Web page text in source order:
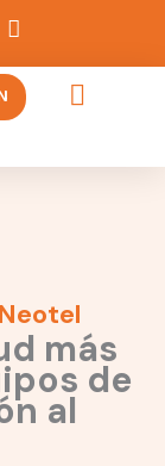
más
de
al